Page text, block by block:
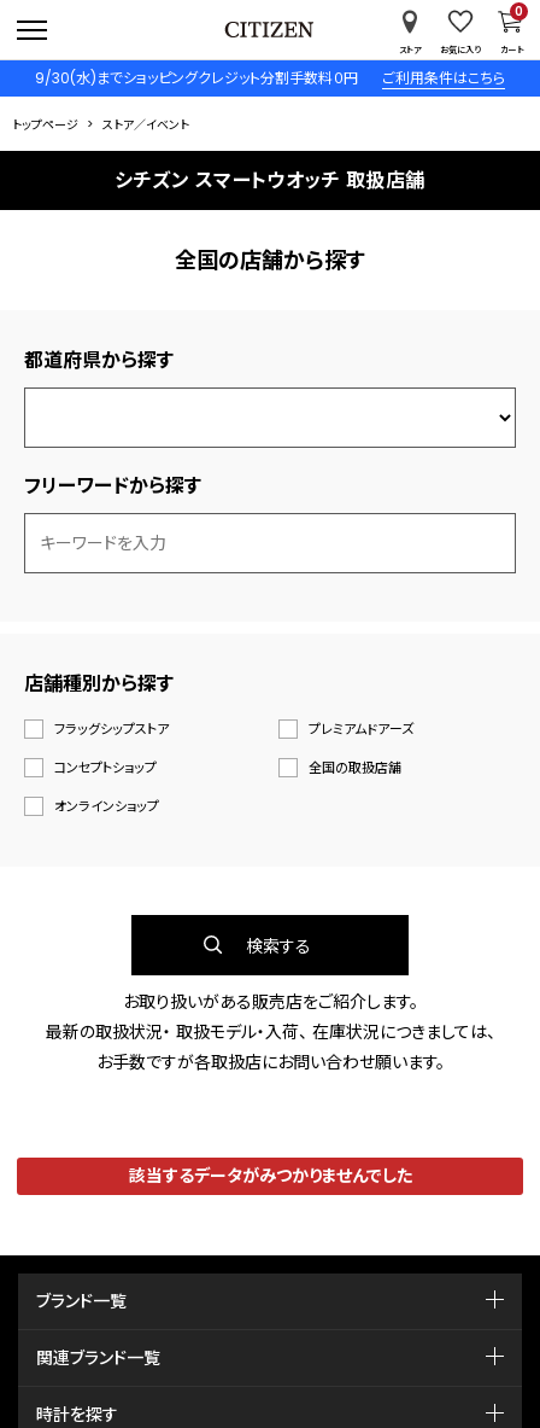
9/30(水)までショッピングクレジット分割手数料０円 ご利用条件はこちら
ストア お気に入り カート
0
トップページ ストア／イベント
シチズン スマートウオッチ 取扱店舗
全国の店舗から探す
都道府県から探す
フリーワードから探す
店舗種別から探す
フラッグシップストア
プレミアムドアーズ
コンセプトショップ
全国の取扱店舗
オンラインショップ
検索する
お取り扱いがある販売店をご紹介します。
最新の取扱状況・ 取扱モデル・入荷、 在庫状況につきましては、
お手数ですが各取扱店にお問い合わせ願います。
該当するデータがみつかりませんでした
ブランド一覧
関連ブランド一覧
時計を探す